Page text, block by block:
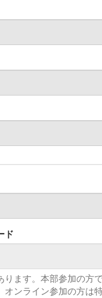
ド
ます。本部参加の方
ンライン参加の方は